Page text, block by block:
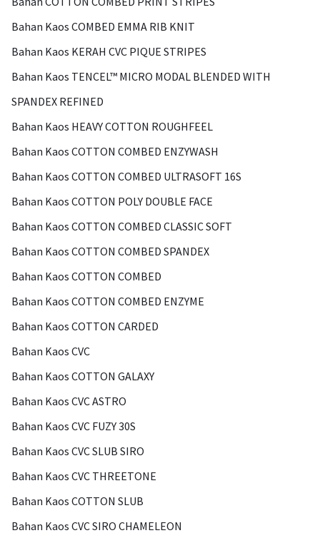
Bahan Kaos COMBED EMMA RIB KNIT
Bahan Kaos KERAH CVC PIQUE STRIPES
Bahan Kaos TENCEL™ MICRO MODAL BLENDED WITH
SPANDEX REFINED
Bahan Kaos HEAVY COTTON ROUGHFEEL
Bahan Kaos COTTON COMBED ENZYWASH
Bahan Kaos COTTON COMBED ULTRASOFT 16S
Bahan Kaos COTTON POLY DOUBLE FACE
Bahan Kaos COTTON COMBED CLASSIC SOFT
Bahan Kaos COTTON COMBED SPANDEX
Bahan Kaos COTTON COMBED
Bahan Kaos COTTON COMBED ENZYME
Bahan Kaos COTTON CARDED
Bahan Kaos CVC
Bahan Kaos COTTON GALAXY
Bahan Kaos CVC ASTRO
Bahan Kaos CVC FUZY 30S
Bahan Kaos CVC SLUB SIRO
Bahan Kaos CVC THREETONE
Bahan Kaos COTTON SLUB
Bahan Kaos CVC SIRO CHAMELEON